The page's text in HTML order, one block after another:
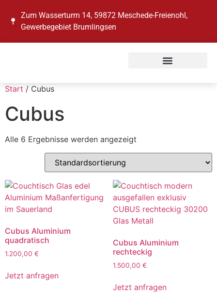
Zum Wasserturm 14, 59872 Meschede-Freienohl,
Gewerbegebiet Brumlingsen
Start / Cubus
Cubus
Alle 6 Ergebnisse werden angezeigt
Cubus Aluminium
quadratisch
1.200,00 €
Jetzt anfragen
Cubus Aluminium
rechteckig
1.500,00 €
Jetzt anfragen